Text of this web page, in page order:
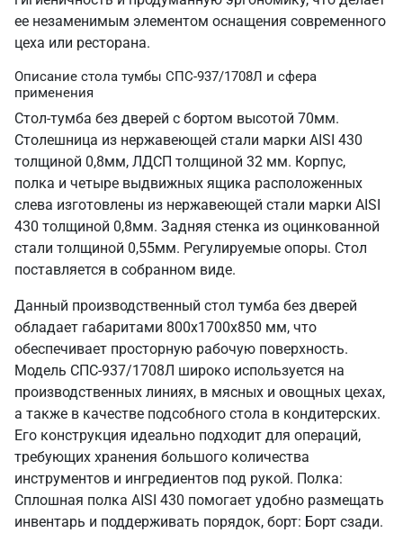
ее незаменимым элементом оснащения современного
цеха или ресторана.
Описание стола тумбы СПС-937/1708Л и сфера
применения
Стол-тумба без дверей с бортом высотой 70мм.
Столешница из нержавеющей стали марки AISI 430
толщиной 0,8мм, ЛДСП толщиной 32 мм. Корпус,
полка и четыре выдвижных ящика расположенных
слева изготовлены из нержавеющей стали марки AISI
430 толщиной 0,8мм. Задняя стенка из оцинкованной
стали толщиной 0,55мм. Регулируемые опоры. Стол
поставляется в собранном виде.
Данный производственный стол тумба без дверей
обладает габаритами 800х1700х850 мм, что
обеспечивает просторную рабочую поверхность.
Модель СПС-937/1708Л широко используется на
производственных линиях, в мясных и овощных цехах,
а также в качестве подсобного стола в кондитерских.
Его конструкция идеально подходит для операций,
требующих хранения большого количества
инструментов и ингредиентов под рукой. Полка:
Сплошная полка AISI 430 помогает удобно размещать
инвентарь и поддерживать порядок, борт: Борт сзади.